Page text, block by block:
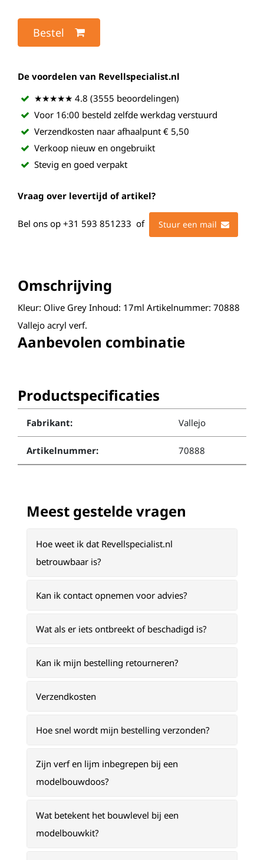
Bestel
De voordelen van Revellspecialist.nl
★★★★★ 4.8 (3555 beoordelingen)
Voor 16:00 besteld zelfde werkdag verstuurd
Verzendkosten naar afhaalpunt € 5,50
Verkoop nieuw en ongebruikt
Stevig en goed verpakt
Vraag over levertijd of artikel?
Bel ons op +31 593 851233 of Stuur een mail
Omschrijving
Kleur: Olive Grey Inhoud: 17ml Artikelnummer: 70888
Vallejo acryl verf.
Aanbevolen combinatie
Productspecificaties
Fabrikant: Vallejo
Artikelnummer: 70888
Meest gestelde vragen
Hoe weet ik dat Revellspecialist.nl
betrouwbaar is?
Kan ik contact opnemen voor advies?
Wat als er iets ontbreekt of beschadigd is?
Kan ik mijn bestelling retourneren?
Verzendkosten
Hoe snel wordt mijn bestelling verzonden?
Zijn verf en lijm inbegrepen bij een
modelbouwdoos?
Wat betekent het bouwlevel bij een
modelbouwkit?